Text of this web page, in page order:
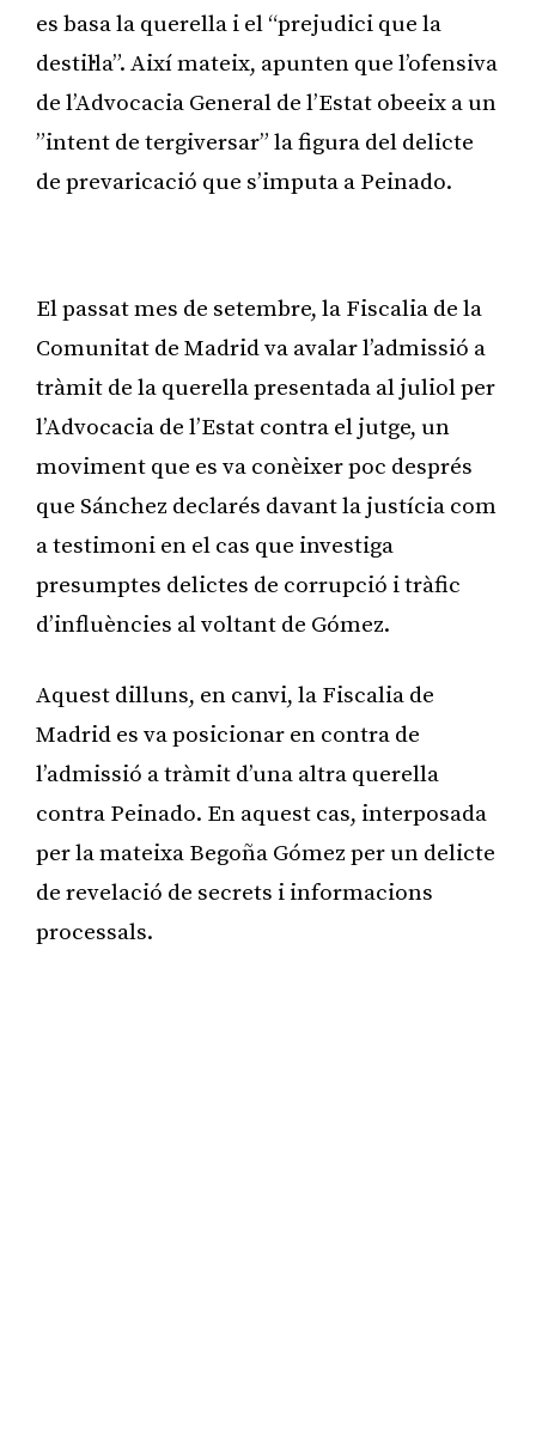
es basa la querella i el “prejudici que la
destil·la”. Així mateix, apunten que l’ofensiva
de l’Advocacia General de l’Estat obeeix a un
”intent de tergiversar” la figura del delicte
de prevaricació que s’imputa a Peinado.
El passat mes de setembre, la Fiscalia de la
Comunitat de Madrid va avalar l’admissió a
tràmit de la querella presentada al juliol per
l’Advocacia de l’Estat contra el jutge, un
moviment que es va conèixer poc després
que Sánchez declarés davant la justícia com
a testimoni en el cas que investiga
presumptes delictes de corrupció i tràfic
d’influències al voltant de Gómez.
Aquest dilluns, en canvi, la Fiscalia de
Madrid es va posicionar en contra de
l’admissió a tràmit d’una altra querella
contra Peinado. En aquest cas, interposada
per la mateixa Begoña Gómez per un delicte
de revelació de secrets i informacions
processals.